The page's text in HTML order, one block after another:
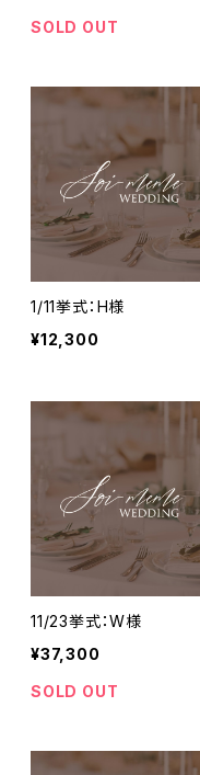
SOLD OUT
1/11挙式：H様
¥12,300
11/23挙式：W様
¥37,300
SOLD OUT